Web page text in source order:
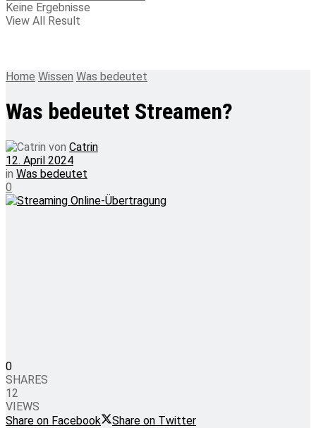
Keine Ergebnisse
View All Result
Home Wissen Was bedeutet
Was bedeutet Streamen?
von Catrin
12. April 2024
in Was bedeutet
0
0
SHARES
12
VIEWS
Share on Facebook
Share on Twitter